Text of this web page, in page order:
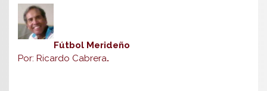
Fútbol Merideño
Por: Ricardo Cabrera.